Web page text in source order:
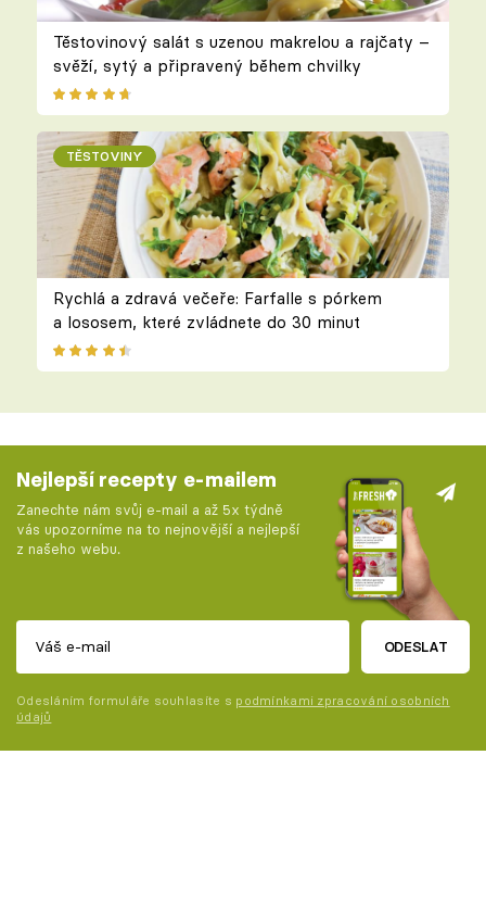
Těstovinový salát s uzenou makrelou a rajčaty –
svěží, sytý a připravený během chvilky
TĚSTOVINY
Rychlá a zdravá večeře: Farfalle s pórkem
a lososem, které zvládnete do 30 minut
Nejlepší recepty e-mailem
Zanechte nám svůj e-mail a až 5x týdně
vás upozorníme na to nejnovější a nejlepší
z našeho webu.
ODESLAT
Odesláním formuláře souhlasíte s podmínkami zpracování osobních
údajů